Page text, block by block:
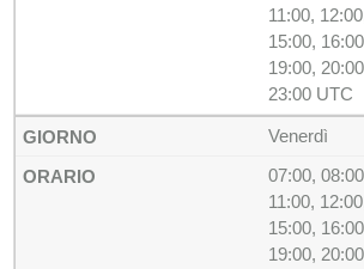
11:00,
15:00,
19:00,
23:00 UTC
Venerdì
07:00,
11:00,
15:00,
19:00,